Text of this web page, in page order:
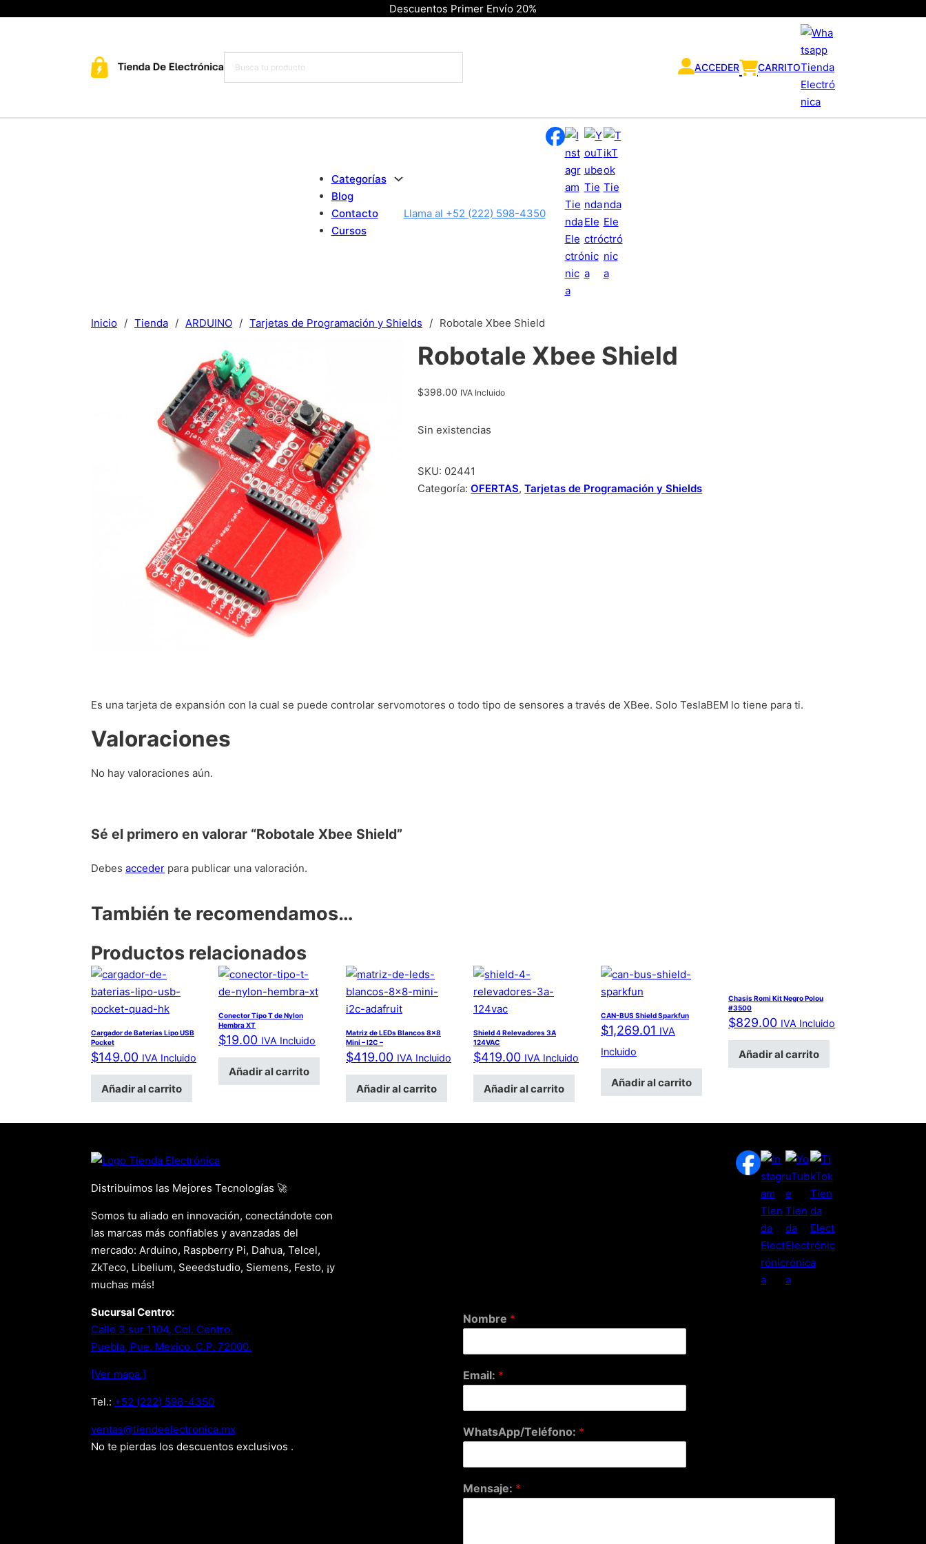
Descuentos Primer Envío 20%
ACCEDER CARRITO
Categorías
Blog
Contacto
Cursos
Llama al +52 (222) 598-4350
Inicio / Tienda / ARDUINO / Tarjetas de Programación y Shields / Robotale Xbee Shield
Robotale Xbee Shield
$398.00 IVA Incluido
Sin existencias
SKU: 02441
Categoría:OFERTAS,Tarjetas de Programación y Shields
Es una tarjeta de expansión con la cual se puede controlar servomotores o todo tipo de sensores a través de XBee. Solo TeslaBEM lo tiene para ti.
Valoraciones
No hay valoraciones aún.
Sé el primero en valorar “Robotale Xbee Shield”
Debes acceder para publicar una valoración.
También te recomendamos…
Productos relacionados
Cargador de Baterías Lipo USB
Pocket
$149.00 IVA Incluido
Añadir al carrito
Conector Tipo T de Nylon
Hembra XT
$19.00 IVA Incluido
Añadir al carrito
Matriz de LEDs Blancos 8×8
Mini – I2C –
$419.00 IVA Incluido
Añadir al carrito
Shield 4 Relevadores 3A
124VAC
$419.00 IVA Incluido
Añadir al carrito
CAN-BUS Shield Sparkfun
$1,269.01 IVA
Incluido
Añadir al carrito
Chasis Romi Kit Negro Polou
#3500
$829.00 IVA Incluido
Añadir al carrito
Distribuimos las Mejores Tecnologías 🚀
Somos tu aliado en innovación, conectándote con
las marcas más confiables y avanzadas del
mercado: Arduino, Raspberry Pi, Dahua, Telcel,
ZkTeco, Libelium, Seeedstudio, Siemens, Festo, ¡y
muchas más!
Sucursal Centro:
Calle 3 sur 1104, Col. Centro.
Puebla, Pue. Mexico. C.P. 72000.
[Ver mapa.]
Tel.: +52 (222) 598-4350
xm.acinortceleedneit@satnev
No te pierdas los descuentos exclusivos .
Nombre *
Email: *
WhatsApp/Teléfono: *
Mensaje: *